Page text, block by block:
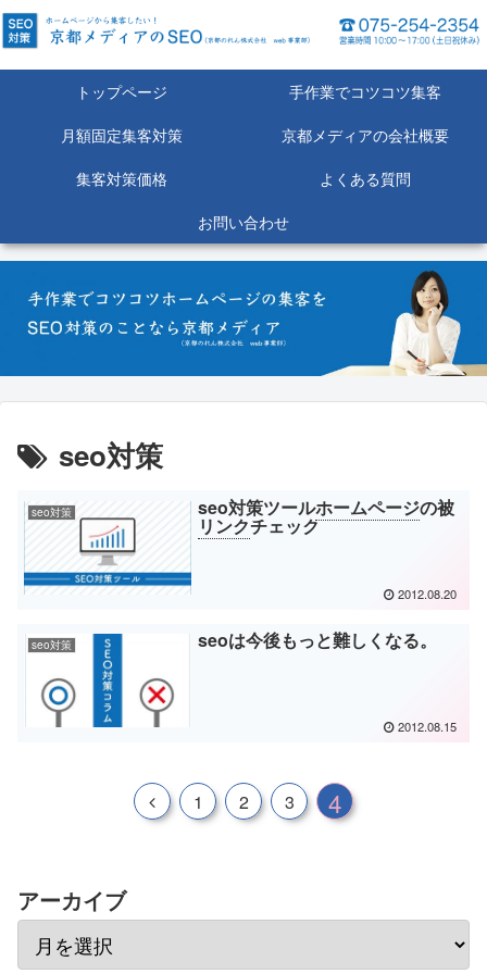
トップページ
手作業でコツコツ集客
月額固定集客対策
京都メディアの会社概要
集客対策価格
よくある質問
お問い合わせ
seo対策
seo対策 seo対策ツールホームページの被
リンクチェック
2012.08.20
seo対策 seoは今後もっと難しくなる。
2012.08.15
1 2 3 4
アーカイブ